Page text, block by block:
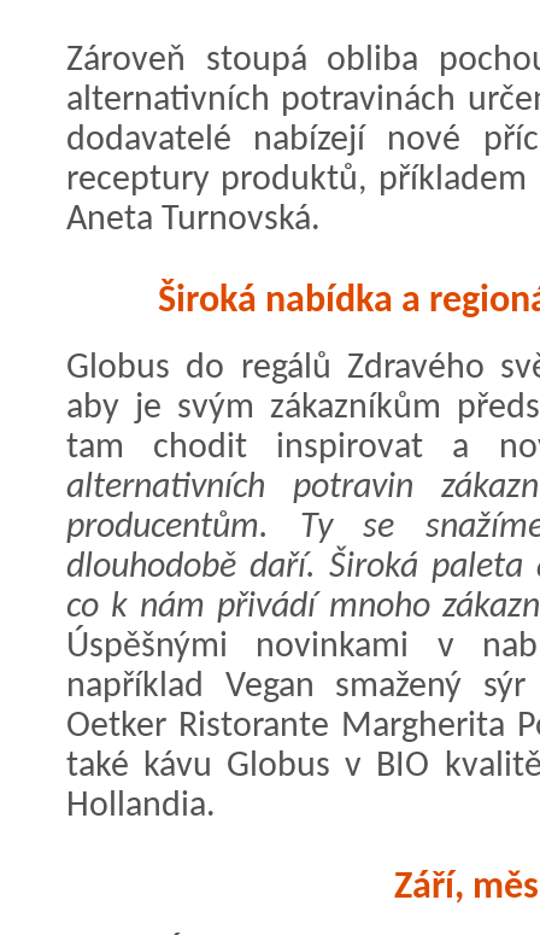
Zároveň stoupá obliba
alternativních potravinách
dodavatelé nabízejí nové
receptury produktů,
Aneta Turnovská.
Široká nabídka a
Globus do regálů Zdravého
aby je svým zákazníkům
tam chodit inspirovat a
alternativních potravin
producentům. Ty se
dlouhodobě daří. Široká
co k nám přivádí mnoho
Úspěšnými novinkami v
například Vegan smažený
Oetker Ristorante Margherita
také kávu Globus v BIO
Hollandia.
Září,